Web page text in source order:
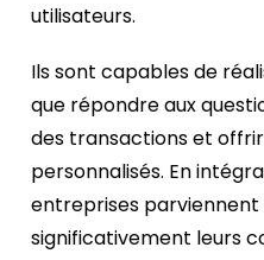
utilisateurs.
Ils sont capables de
que répondre aux
des transactions et
personnalisés. En
entreprises parviennent
significativement leurs